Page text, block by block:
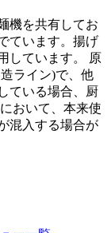
機を共有してお
ています。揚げ
しています。 原
ライン)で、他
ている場合、厨
おいて、本来使
混入する場合が